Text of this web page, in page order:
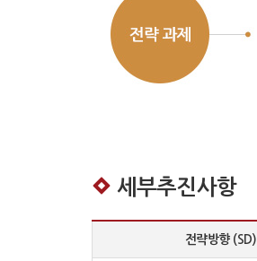
세부추진사항
전략방향 (SD)